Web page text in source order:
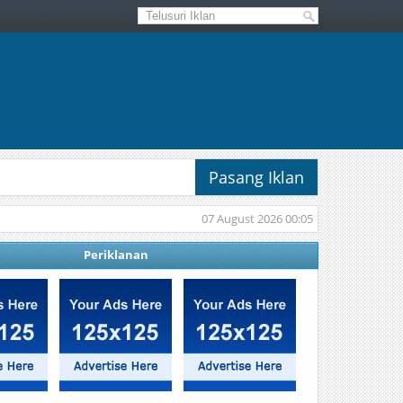
Pasang Iklan
07 August 2026 00:05
Periklanan